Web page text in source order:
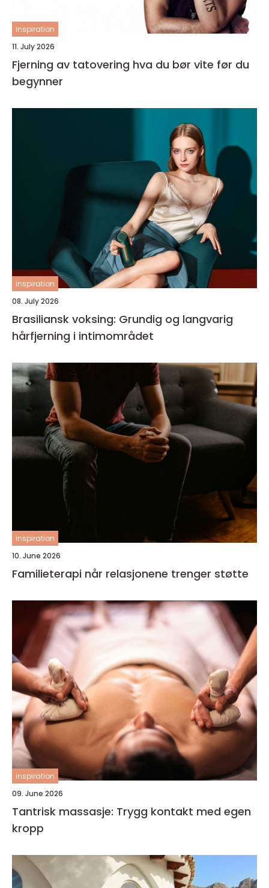
inspiration
11. July 2026
Fjerning av tatovering hva du bør vite før du
begynner
inspiration
08. July 2026
Brasiliansk voksing: Grundig og langvarig
hårfjerning i intimområdet
inspiration
10. June 2026
Familieterapi når relasjonene trenger støtte
inspiration
09. June 2026
Tantrisk massasje: Trygg kontakt med egen
kropp